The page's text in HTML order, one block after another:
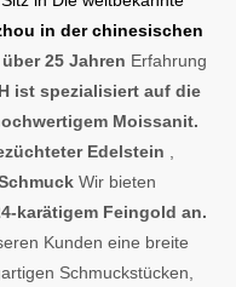
in der chinesischen
über 25 Jahren Erfahrung
H ist spezialisiert auf die
Moissanit.
Edelstein
Wir bieten
karätigem Feingold an.
Kunden eine breite
Schmuckstücken,